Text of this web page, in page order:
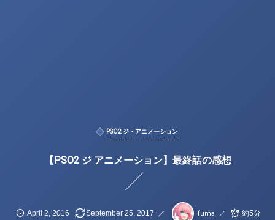
PSO2 ジ・アニメーション
【PSO2 ジ アニメーション】最終話の感想
April 2 2016 September 25 ,2017 fuma 約5分